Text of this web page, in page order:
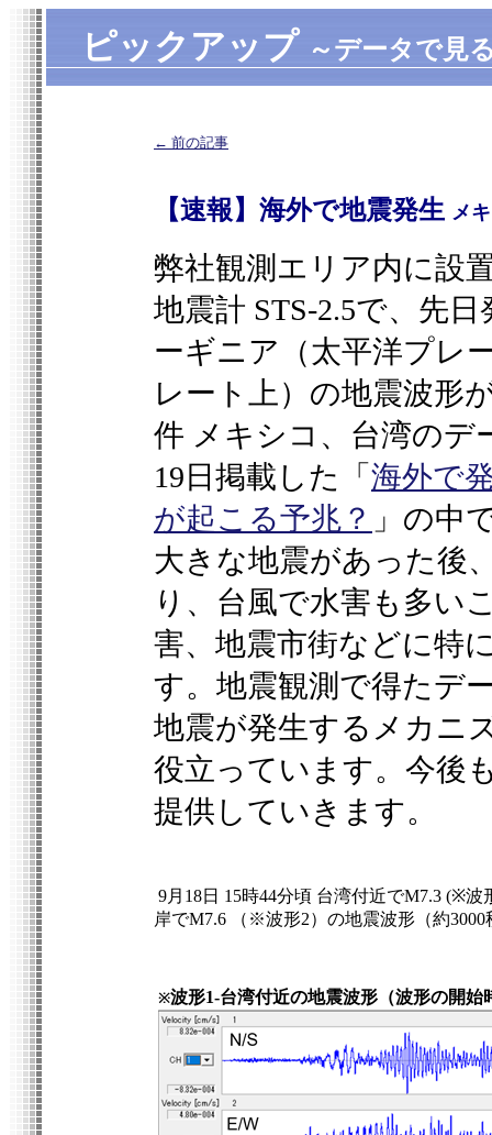
ピックアップ ～データで見
← 前の記事
【速報】海外で地震発生 メ
弊社観測エリア内に設
地震計 STS-2.5で、先
ーギニア（太平洋プレ
レート上）の地震波形
件 メキシコ、台湾のデ
19日掲載した「 海外で
が起こる予兆？ 」の中
大きな地震があった後
り、台風で水害も多い
害、地震市街などに特
す。地震観測で得たデ
地震が発生するメカニ
役立っています。今後
提供していきます。
9月18日 15時44分頃 台湾付近でM7.3 (※
岸でM7.6 （※波形2）の地震波形（約
※波形1-台湾付近の地震波形（波形の開始